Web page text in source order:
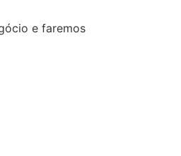
e faremos